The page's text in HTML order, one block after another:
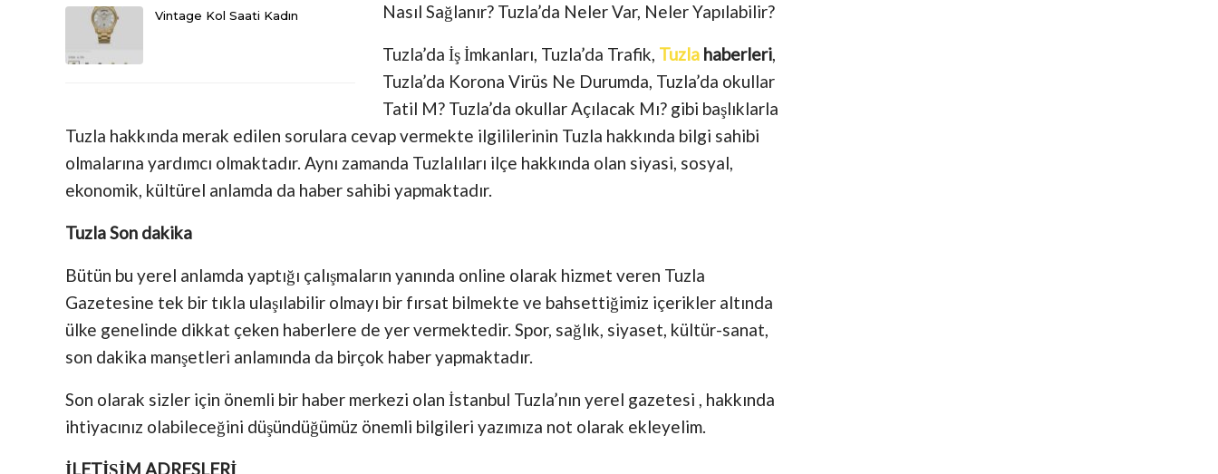
Vintage Kol Saati Kadın
Nasıl Sağlanır? Tuzla’da Neler Var, Neler Yapılabilir?
Tuzla’da İş İmkanları, Tuzla’da Trafik, Tuzla haberleri,
Tuzla’da Korona Virüs Ne Durumda, Tuzla’da okullar
Tatil M? Tuzla’da okullar Açılacak Mı? gibi başlıklarla
Tuzla hakkında merak edilen sorulara cevap vermekte ilgililerinin Tuzla hakkında bilgi sahibi
olmalarına yardımcı olmaktadır. Aynı zamanda Tuzlalıları ilçe hakkında olan siyasi, sosyal,
ekonomik, kültürel anlamda da haber sahibi yapmaktadır.
Tuzla Son dakika
Bütün bu yerel anlamda yaptığı çalışmaların yanında online olarak hizmet veren Tuzla
Gazetesine tek bir tıkla ulaşılabilir olmayı bir fırsat bilmekte ve bahsettiğimiz içerikler altında
ülke genelinde dikkat çeken haberlere de yer vermektedir. Spor, sağlık, siyaset, kültür-sanat,
son dakika manşetleri anlamında da birçok haber yapmaktadır.
Son olarak sizler için önemli bir haber merkezi olan İstanbul Tuzla’nın yerel gazetesi , hakkında
ihtiyacınız olabileceğini düşündüğümüz önemli bilgileri yazımıza not olarak ekleyelim.
İLETİŞİM ADRESLERİ